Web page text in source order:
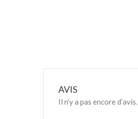
AVIS
Il n’y a pas encore d’avis.